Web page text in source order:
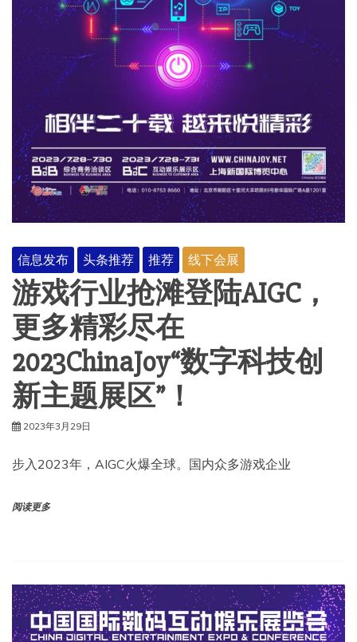
信息发布 头条推荐 推荐 线下会展
游戏行业抢滩登陆AIGC，
更多精彩尽在
2023ChinaJoy“数字科技创
新主题展区”！
2023年3月29日
步入2023年，AIGC火爆全球。国内众多游戏企业
阅读更多